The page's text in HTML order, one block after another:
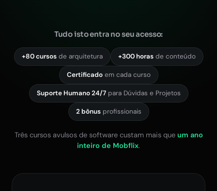
Tudo isto entra no seu acesso:
+80 cursosde arquitetura +300 horasde conteúdo
Certificadoem cada curso
Suporte Humano 24/7para Dúvidas e Projetos
2 bônusprofissionais
Três cursos avulsos de software custam mais que um ano
inteiro de Mobflix.